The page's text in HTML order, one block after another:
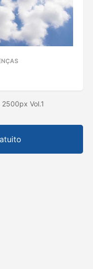
Vol.1